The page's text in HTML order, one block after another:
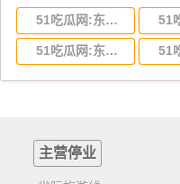
51吃瓜网:东莞到湖北省物流专线,东莞到湖北省物流公司
51吃瓜网:东莞到云南省物流运输,东莞到云南省物流公司
主营停业